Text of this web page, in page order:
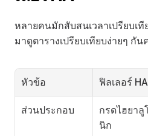
หลายคนมักสับสนเวลาเปรียบเที
มาดูตารางเปรียบเทียบง่ายๆ กัน
หัวข้อ ฟิลเลอร์ HA
ส่วนประกอบ
กรดไฮยาลู
นิก